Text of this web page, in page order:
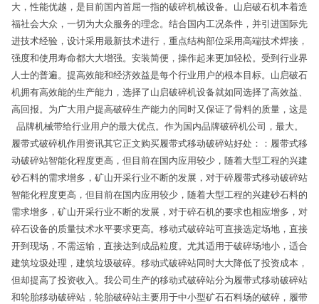
大，性能优越，是目前国内首屈一指的破碎机械设备。山启破石机本着造
福社会大众，一切为大众服务的理念。结合国内工况条件，并引进国际先
进技术经验，设计采用最新技术进行，重点结构部位采用高端技术焊接，
强度和使用寿命都大大增强。安装简便，操作起来更加轻松。受到行业界
人士的普遍。提高效能和经济效益是每个行业用户的根本目标。山启破石
机拥有高效能的生产能力，选择了山启破碎机设备就如同选择了高效益、
高回报。为广大用户提高破碎生产能力的同时又保证了骨料的质量，这是
品牌机械带给行业用户的最大优点。作为国内品牌破碎机公司，最大。
履带式破碎机作用资讯其它正文购买履带式移动破碎站好处：：履带式移
动破碎站智能化程度更高，但目前在国内应用较少，随着大型工程的兴建
砂石料的需求增多，矿山开采行业不断的发展，对于碎履带式移动破碎站
智能化程度更高，但目前在国内应用较少，随着大型工程的兴建砂石料的
需求增多，矿山开采行业不断的发展，对于碎石机的要求也相应增多，对
碎石设备的质量技术水平要求更高。移动式破碎站可直接选定场地，直接
开到现场，不需运输，直接达到成品粒度。尤其适用于破碎场地小，适合
建筑垃圾处理，建筑垃圾破碎。移动式破碎站同时大大降低了投资成本，
但却提高了投资收入。我公司生产的移动式破碎站分为履带式移动破碎站
和轮胎移动破碎站，轮胎破碎站主要用于中小型矿石石料场的破碎，履带